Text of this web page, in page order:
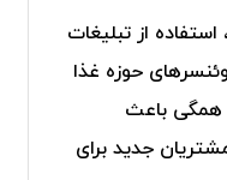
از تبلیغات
حوزه غذا
همگی باعث
جدید برای